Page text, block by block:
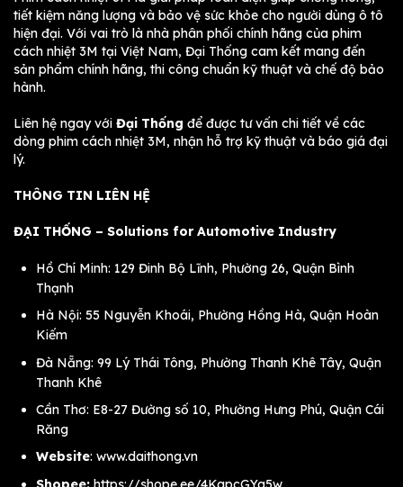
tiết kiệm năng lượng và bảo vệ sức khỏe cho người dùng ô tô
hiện đại. Với vai trò là nhà phân phối chính hãng của phim
cách nhiệt 3M tại Việt Nam, Đại Thống cam kết mang đến
sản phẩm chính hãng, thi công chuẩn kỹ thuật và chế độ bảo
hành.
Liên hệ ngay với Đại Thống để được tư vấn chi tiết về các
dòng phim cách nhiệt 3M, nhận hỗ trợ kỹ thuật và báo giá đại
lý.
THÔNG TIN LIÊN HỆ
ĐẠI THỐNG – Solutions for Automotive Industry
Hồ Chí Minh: 129 Đinh Bộ Lĩnh, Phường 26, Quận Bình
Thạnh
Hà Nội: 55 Nguyễn Khoái, Phường Hồng Hà, Quận Hoàn
Kiếm
Đà Nẵng: 99 Lý Thái Tông, Phường Thanh Khê Tây, Quận
Thanh Khê
Cần Thơ: E8-27 Đường số 10, Phường Hưng Phú, Quận Cái
Răng
Website: www.daithong.vn